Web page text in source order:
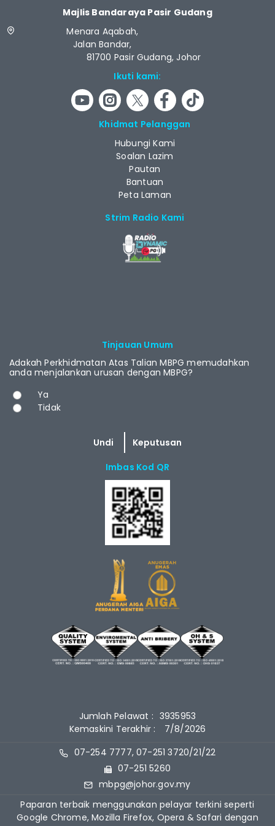
Majlis Bandaraya Pasir Gudang
Menara Aqabah,
Jalan Bandar,
81700 Pasir Gudang, Johor
Ikuti kami:
Khidmat Pelanggan
Hubungi Kami
Soalan Lazim
Pautan
Bantuan
Peta Laman
Strim Radio Kami
Tinjauan Umum
Adakah Perkhidmatan Atas Talian MBPG memudahkan
anda menjalankan urusan dengan MBPG?
Pilihan
Ya
Tidak
Imbas Kod QR
Jumlah Pelawat : 3935953
Kemaskini Terakhir :
7/8/2026
07-254 7777, 07-251 3720/21/22
07-251 5260
mbpg@johor.gov.my
Paparan terbaik menggunakan pelayar terkini seperti
Google Chrome, Mozilla Firefox, Opera & Safari dengan